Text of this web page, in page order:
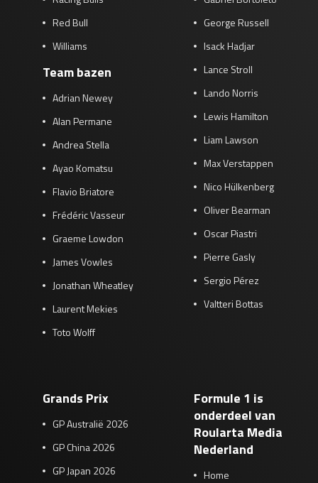
Red Bull
Williams
Team bazen
Adrian Newey
Alan Permane
Andrea Stella
Ayao Komatsu
Flavio Briatore
Frédéric Vasseur
Graeme Lowdon
James Vowles
Jonathan Wheatley
Laurent Mekies
Toto Wolff
George Russell
Isack Hadjar
Lance Stroll
Lando Norris
Lewis Hamilton
Liam Lawson
Max Verstappen
Nico Hülkenberg
Oliver Bearman
Oscar Piastri
Pierre Gasly
Sergio Pérez
Valtteri Bottas
Grands Prix
GP Australië 2026
GP China 2026
GP Japan 2026
Formule 1 is
onderdeel van
Roularta Media
Nederland
Home